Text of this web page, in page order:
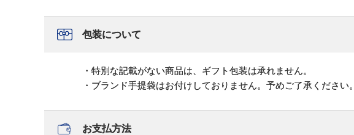
包装について
・特別な記載がない商品は、ギフト包装は承れません。
・ブランド手提袋はお付けしておりません。予めご了承ください。
お支払方法